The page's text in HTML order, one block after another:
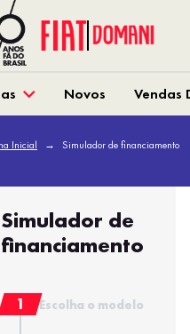
Novos Vendas
Inicial Simulador de financiamento
Simulador de
financiamento
Escolha o modelo